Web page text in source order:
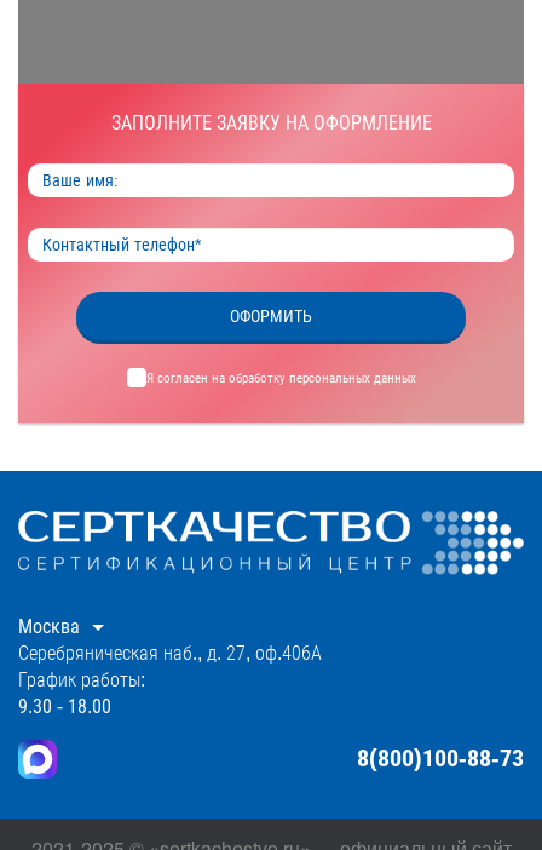
ЗАПОЛНИТЕ ЗАЯВКУ НА ОФОРМЛЕНИЕ
ОФОРМИТЬ
Я согласен на обработку персональных данных
Москва
Серебряническая наб., д. 27, оф.406А
График работы:
9.30 - 18.00
8(800)100-88-73